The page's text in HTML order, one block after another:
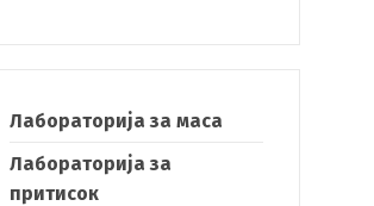
Лабораторија за маса
Лабораторија за
притисок